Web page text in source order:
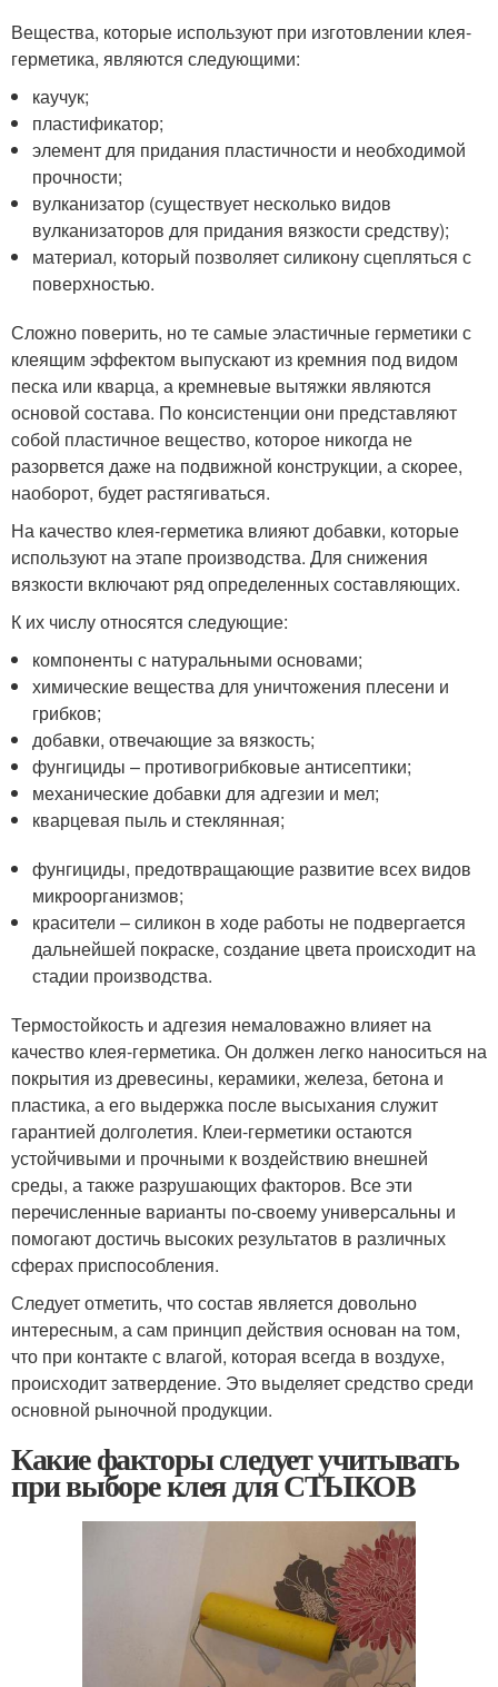
Вещества, которые используют при изготовлении клея-
герметика, являются следующими:
каучук;
пластификатор;
элемент для придания пластичности и необходимой
прочности;
вулканизатор (существует несколько видов
вулканизаторов для придания вязкости средству);
материал, который позволяет силикону сцепляться с
поверхностью.
Сложно поверить, но те самые эластичные герметики с
клеящим эффектом выпускают из кремния под видом
песка или кварца, а кремневые вытяжки являются
основой состава. По консистенции они представляют
собой пластичное вещество, которое никогда не
разорвется даже на подвижной конструкции, а скорее,
наоборот, будет растягиваться.
На качество клея-герметика влияют добавки, которые
используют на этапе производства. Для снижения
вязкости включают ряд определенных составляющих.
К их числу относятся следующие:
компоненты с натуральными основами;
химические вещества для уничтожения плесени и
грибков;
добавки, отвечающие за вязкость;
фунгициды – противогрибковые антисептики;
механические добавки для адгезии и мел;
кварцевая пыль и стеклянная;
фунгициды, предотвращающие развитие всех видов
микроорганизмов;
красители – силикон в ходе работы не подвергается
дальнейшей покраске, создание цвета происходит на
стадии производства.
Термостойкость и адгезия немаловажно влияет на
качество клея-герметика. Он должен легко наноситься на
покрытия из древесины, керамики, железа, бетона и
пластика, а его выдержка после высыхания служит
гарантией долголетия. Клеи-герметики остаются
устойчивыми и прочными к воздействию внешней
среды, а также разрушающих факторов. Все эти
перечисленные варианты по-своему универсальны и
помогают достичь высоких результатов в различных
сферах приспособления.
Следует отметить, что состав является довольно
интересным, а сам принцип действия основан на том,
что при контакте с влагой, которая всегда в воздухе,
происходит затвердение. Это выделяет средство среди
основной рыночной продукции.
Какие факторы следует учитывать
при выборе клея для СТЫКОВ